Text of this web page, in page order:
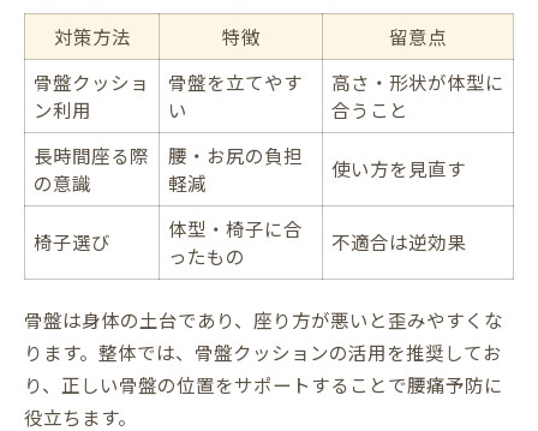
対策方法 特徴
留意点
骨盤クッショ
ン利用
骨盤を立てやす
い
高さ・形状が体型に
合うこと
長時間座る際
の意識
腰・お尻の負担
軽減
使い方を見直す
椅子選び
体型・椅子に合
ったもの
不適合は逆効果
骨盤は身体の土台であり、座り方が悪いと歪みやすくな
ります。整体では、骨盤クッションの活用を推奨してお
り、正しい骨盤の位置をサポートすることで腰痛予防に
役立ちます。